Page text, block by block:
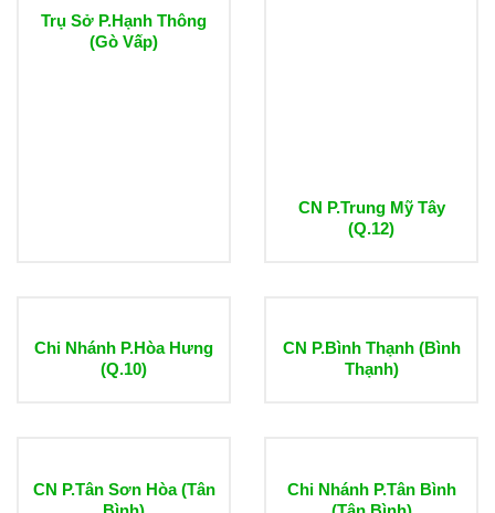
Trụ Sở P.Hạnh Thông
(Gò Vấp)
CN P.Trung Mỹ Tây
(Q.12)
Chi Nhánh P.Hòa Hưng
(Q.10)
CN P.Bình Thạnh (Bình
Thạnh)
CN P.Tân Sơn Hòa (Tân
Chi Nhánh P.Tân Bình